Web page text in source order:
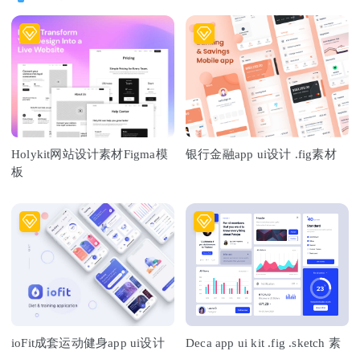
Holykit网站设计素材Figma模
板
银行金融app ui设计 .fig素材
ioFit成套运动健身app ui设计
Deca app ui kit .fig .sketch 素